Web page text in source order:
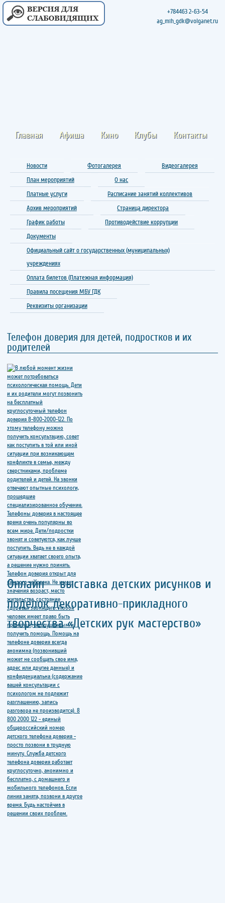
+784463 2-63-54
ag_mih_gdk@volganet.ru
Главная Афиша Кино Клубы Контакты
Новости Фотогалерея
Видеогалерея
План мероприятий
О нас
Платные услуги
Расписание занятий коллективов
Архив мероприятий
Страница директора
График работы
Противодействие коррупции
Документы
Официальный сайт о государственных (муниципальных)
учреждениях
Оплата билетов (Платежная информация)
Правила посещения МБУ ГДК
Реквизиты организации
Телефон доверия для детей, подростков и их
родителей
Онлайн — выставка детских рисунков и
поделок декоративно-прикладного
творчества «Детских рук мастерство»